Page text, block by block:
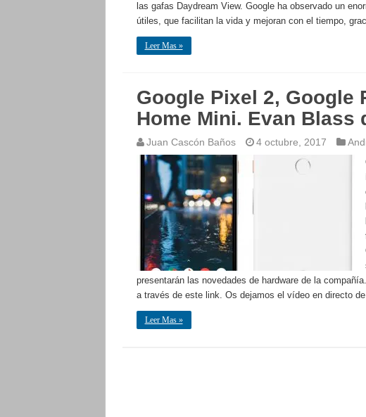
las gafas Daydream View. Google ha observado un
útiles, que facilitan la vida y mejoran con el tiempo,
Leer Mas »
Google Pixel 2, Google
Home Mini. Evan Blass
Juan Cascón Baños 4 octubre, 2017
presentarán las novedades de hardware de la
a través de este link. Os dejamos el vídeo en directo
Leer Mas »